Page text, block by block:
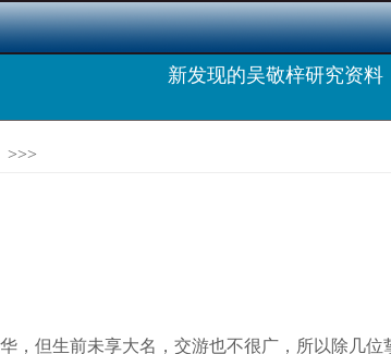
新发现的吴敬梓研究资料
>>>
但生前未享大名，交游也不很广，所以除几位